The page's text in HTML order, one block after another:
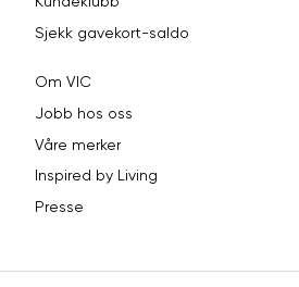
Sjekk gavekort-saldo
Om VIC
Jobb hos oss
Våre merker
Inspired by Living
Presse